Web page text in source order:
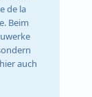
de la
Beim
auch